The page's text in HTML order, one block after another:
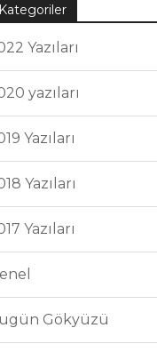
Kategoriler
Yazıları
yazıları
Yazıları
Yazıları
Yazıları
Gökyüzü